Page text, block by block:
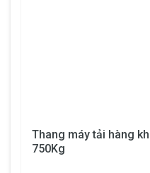
Thang máy tải hàng
750Kg